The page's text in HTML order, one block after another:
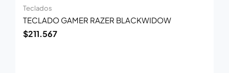
Teclados
TECLADO GAMER RAZER BLACKWIDOW
$211.567